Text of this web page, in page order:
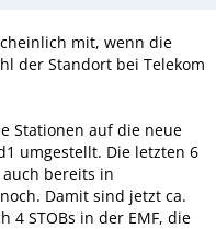
mit, wenn die
der Standort bei Telekom
Stationen auf die neue
umgestellt. Die letzten 6
bereits in
Damit sind jetzt ca.
4 STOBs in der EMF, die